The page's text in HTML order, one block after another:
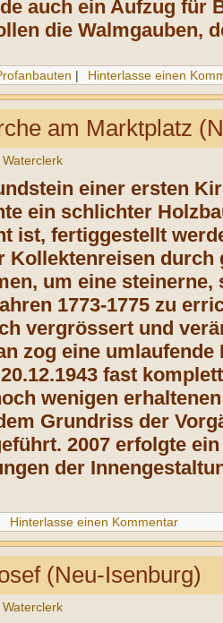
auch ein Aufzug für
die Walmgauben,
| Hinterlasse einen
am Marktplatz
Waterclerk
einer ersten
ein schlichter
ist, fertiggestellt
Kollektenreisen
um eine
1773-1775 zu
vergrössert und
zog eine
fast
wenigen
Grundriss der
2007 erfolgte
der
Hinterlasse einen Kommentar
(Neu-Isenburg)
Waterclerk